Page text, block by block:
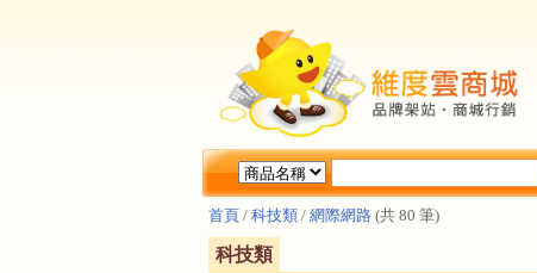
首頁/科技類/ 網際網路(共 80 筆)
科技類